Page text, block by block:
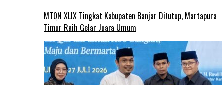
MTQN XLIX Tingkat Kabupaten Banjar Ditutup, Martapura
Timur Raih Gelar Juara Umum